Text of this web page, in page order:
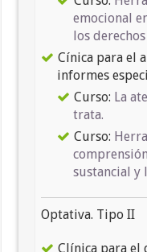
emocional
los
Cínica para el
informes
Curso: La
trata.
Curso:
sustancial y
Optativa. Tipo II
Clínica para el